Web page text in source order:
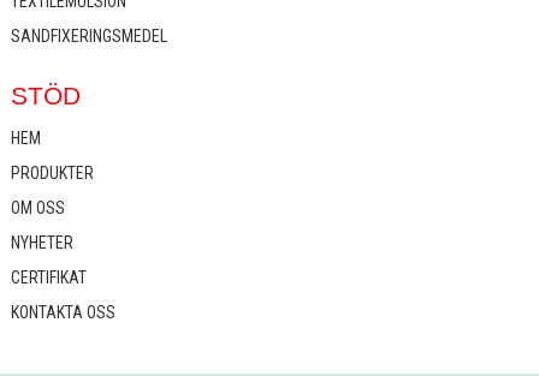
SANDFIXERINGSMEDEL
STÖD
HEM
PRODUKTER
OM OSS
NYHETER
CERTIFIKAT
KONTAKTA OSS